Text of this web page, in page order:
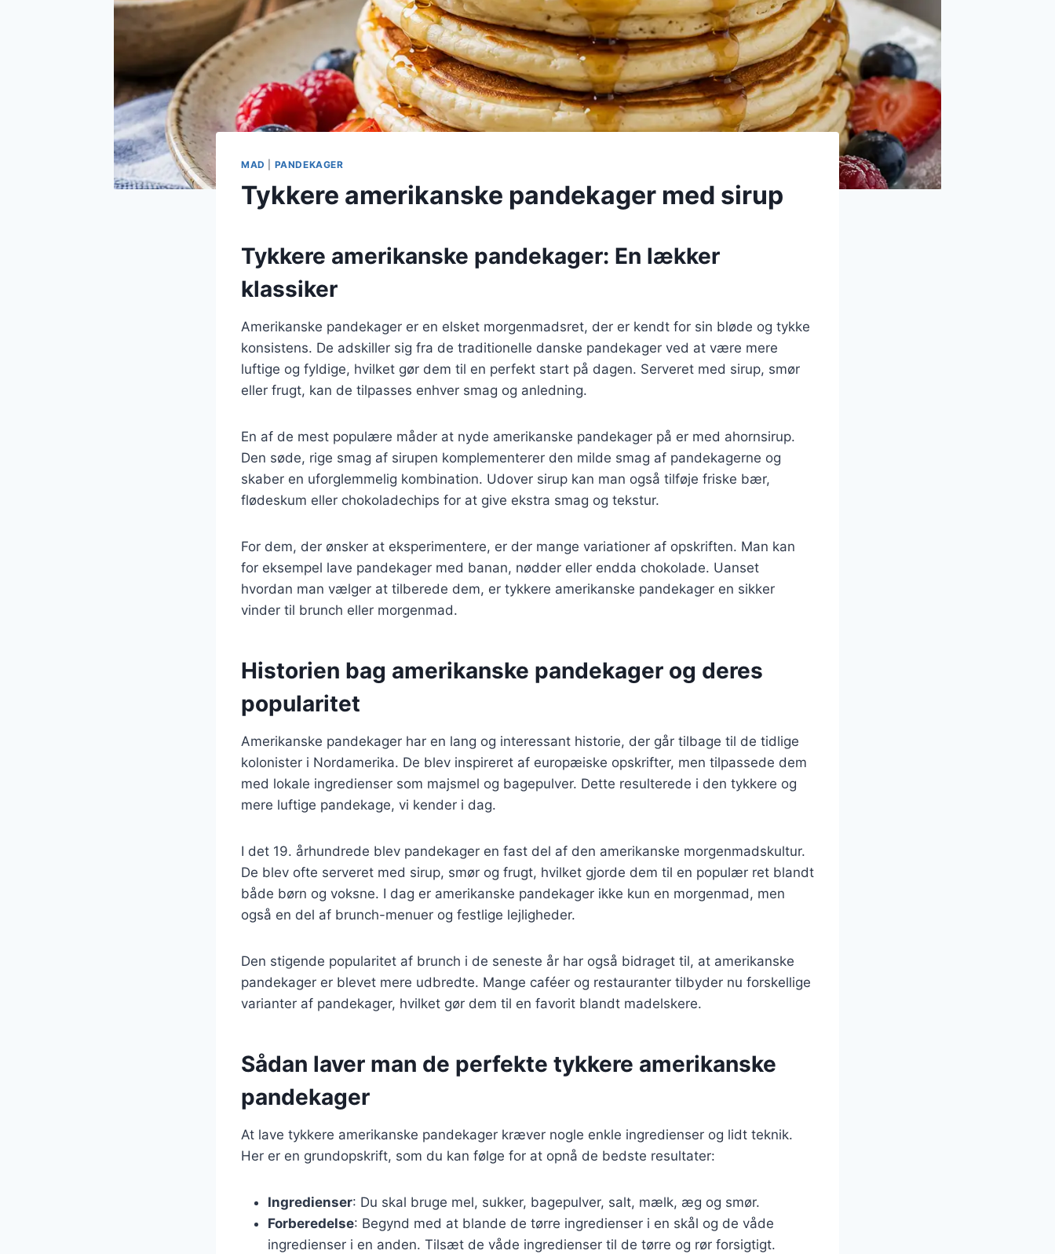
MAD PANDEKAGER
Tykkere amerikanske pandekager med sirup
Tykkere amerikanske pandekager: En lækker
klassiker
Amerikanske pandekager er en elsket morgenmadsret, der er kendt for sin bløde og tykke
konsistens. De adskiller sig fra de traditionelle danske pandekager ved at være mere
luftige og fyldige, hvilket gør dem til en perfekt start på dagen. Serveret med sirup, smør
eller frugt, kan de tilpasses enhver smag og anledning.
En af de mest populære måder at nyde amerikanske pandekager på er med ahornsirup.
Den søde, rige smag af sirupen komplementerer den milde smag af pandekagerne og
skaber en uforglemmelig kombination. Udover sirup kan man også tilføje friske bær,
flødeskum eller chokoladechips for at give ekstra smag og tekstur.
For dem, der ønsker at eksperimentere, er der mange variationer af opskriften. Man kan
for eksempel lave pandekager med banan, nødder eller endda chokolade. Uanset
hvordan man vælger at tilberede dem, er tykkere amerikanske pandekager en sikker
vinder til brunch eller morgenmad.
Historien bag amerikanske pandekager og deres
popularitet
Amerikanske pandekager har en lang og interessant historie, der går tilbage til de tidlige
kolonister i Nordamerika. De blev inspireret af europæiske opskrifter, men tilpassede dem
med lokale ingredienser som majsmel og bagepulver. Dette resulterede i den tykkere og
mere luftige pandekage, vi kender i dag.
I det 19. århundrede blev pandekager en fast del af den amerikanske morgenmadskultur.
De blev ofte serveret med sirup, smør og frugt, hvilket gjorde dem til en populær ret blandt
både børn og voksne. I dag er amerikanske pandekager ikke kun en morgenmad, men
også en del af brunch-menuer og festlige lejligheder.
Den stigende popularitet af brunch i de seneste år har også bidraget til, at amerikanske
pandekager er blevet mere udbredte. Mange caféer og restauranter tilbyder nu forskellige
varianter af pandekager, hvilket gør dem til en favorit blandt madelskere.
Sådan laver man de perfekte tykkere amerikanske
pandekager
At lave tykkere amerikanske pandekager kræver nogle enkle ingredienser og lidt teknik.
Her er en grundopskrift, som du kan følge for at opnå de bedste resultater:
Ingredienser: Du skal bruge mel, sukker, bagepulver, salt, mælk, æg og smør.
Forberedelse: Begynd med at blande de tørre ingredienser i en skål og de våde
ingredienser i en anden. Tilsæt de våde ingredienser til de tørre og rør forsigtigt.